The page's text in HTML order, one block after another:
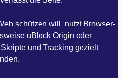
schützen will, nutzt Browser-
uBlock Origin oder
und Tracking gezielt